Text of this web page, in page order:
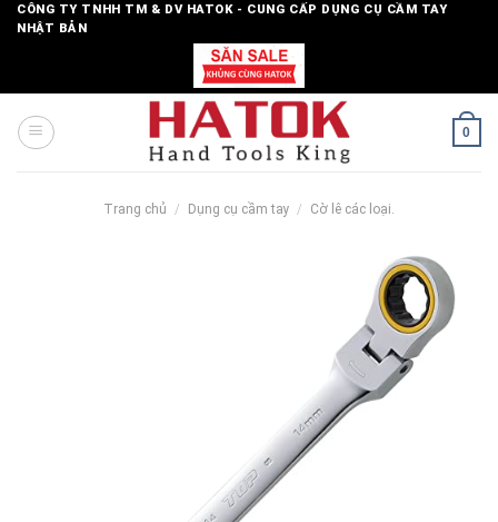
SkipCÔNG TY TNHH TM & DV HATOK - CUNG CẤP DỤNG CỤ CẦM TAY
NHẬT BẢN
0
Trang chủ / Dụng cụ cầm tay / Cờ lê các loại.